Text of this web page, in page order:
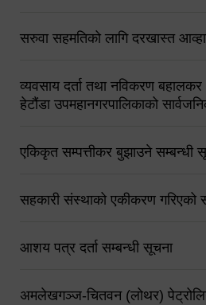
सरुवा सहमतिको लागि दरखास्त
व्यवसाय दर्ता तथा नविकरण बहालकर
हेटौंडा उपमहानगरपालिकाको
एकिकृत सम्पत्तीकर बुझाउने सम्बन्धी
सहकारी संस्थाको एकीकरण गरिएको
आशय पत्र दर्ता सम्बन्धी सूचना
अमलेखगञ्ज-चितवन (लोथर)